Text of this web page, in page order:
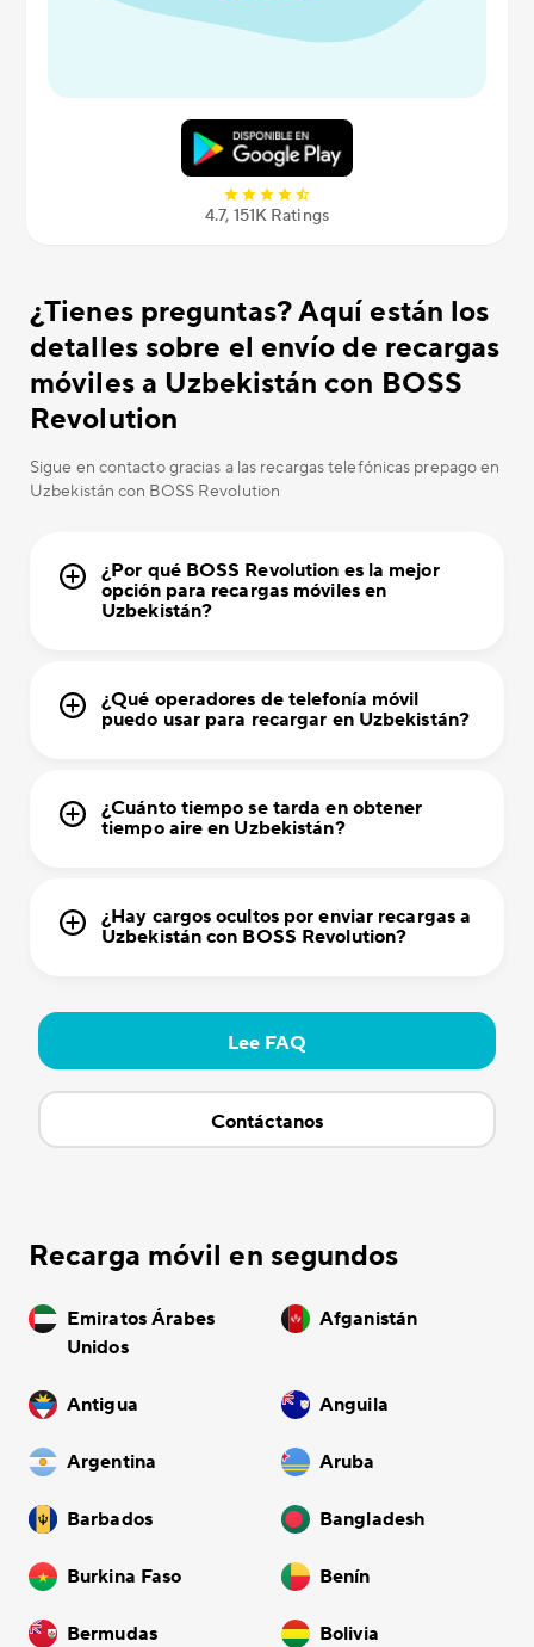
4.7, 151K Ratings
¿Tienes preguntas? Aquí están los
detalles sobre el envío de recargas
móviles a Uzbekistán con BOSS
Revolution
Sigue en contacto gracias a las recargas telefónicas prepago en
Uzbekistán con BOSS Revolution
¿Por qué BOSS Revolution es la mejor
opción para recargas móviles en
Uzbekistán?
¿Qué operadores de telefonía móvil
puedo usar para recargar en Uzbekistán?
¿Cuánto tiempo se tarda en obtener
tiempo aire en Uzbekistán?
¿Hay cargos ocultos por enviar recargas a
Uzbekistán con BOSS Revolution?
Lee FAQ
Contáctanos
Recarga móvil en segundos
Emiratos Árabes
Unidos
Afganistán
Antigua Anguila
Argentina Aruba
Barbados Bangladesh
Burkina Faso Benín
Bermudas Bolivia